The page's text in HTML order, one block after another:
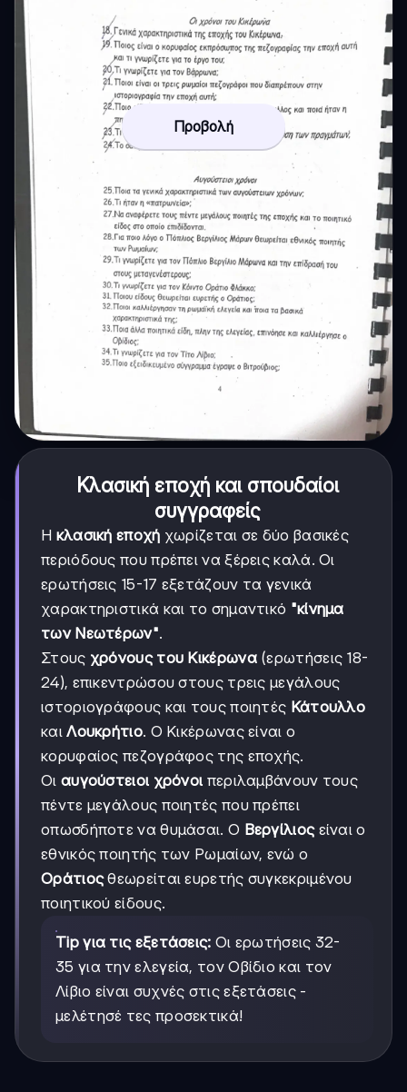
Προβολή
Κλασική εποχή και σπουδαίοι
συγγραφείς
Η κλασική εποχή χωρίζεται σε δύο βασικές
περιόδους που πρέπει να ξέρεις καλά. Οι
ερωτήσεις 15-17 εξετάζουν τα γενικά
χαρακτηριστικά και το σημαντικό "κίνημα
των Νεωτέρων".
Στους χρόνους του Κικέρωνα(ερωτήσεις 18-
24), επικεντρώσου στους τρεις μεγάλους
ιστοριογράφους και τους ποιητές Κάτουλλο
καιΛουκρήτιο. Ο Κικέρωνας είναι ο
κορυφαίος πεζογράφος της εποχής.
Οι αυγούστειοι χρόνοι περιλαμβάνουν τους
πέντε μεγάλους ποιητές που πρέπει
οπωσδήποτε να θυμάσαι. Ο Βεργίλιοςείναι ο
εθνικός ποιητής των Ρωμαίων, ενώ ο
Οράτιοςθεωρείται ευρετής συγκεκριμένου
ποιητικού είδους.
Tip για τις εξετάσεις: Οι ερωτήσεις 32-
35 για την ελεγεία, τον Οβίδιο και τον
Λίβιο είναι συχνές στις εξετάσεις -
μελέτησέ τες προσεκτικά!